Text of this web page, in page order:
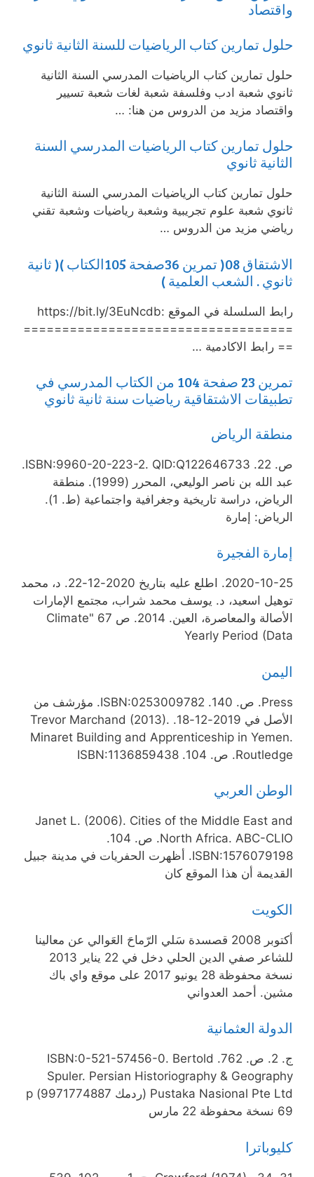
واقتصاد
حلول تمارين كتاب الرياضيات للسنة الثانية ثانوي
حلول تمارين كتاب الرياضيات المدرسي السنة الثانية
ثانوي شعبة ادب وفلسفة شعبة لغات شعبة تسيير
واقتصاد مزيد من الدروس من هنا: …
حلول تمارين كتاب الرياضيات المدرسي السنة
الثانية ثانوي
حلول تمارين كتاب الرياضيات المدرسي السنة الثانية
ثانوي شعبة علوم تجريبية وشعبة رياضيات وشعبة تقني
رياضي مزيد من الدروس …
الاشتقاق 08( تمرين 36صفحة 105الكتاب )( ثانية
ثانوي . الشعب العلمية )
رابط السلسلة في الموقع :https://bit.ly/3EuNcdb
===================================
== رابط الاكادمية …
تمرين 23 صفحة 104 من الكتاب المدرسي في
تطبيقات الاشتقاقية رياضيات سنة ثانية ثانوي
منطقة الرياض
ص. 22. ISBN:9960-20-223-2. QID:Q122646733.
عبد الله بن ناصر الوليعي، المحرر (1999). منطقة
الرياض، دراسة تاريخية وجغرافية واجتماعية (ط. 1).
الرياض: إمارة
إمارة الفجيرة
2020-10-25. اطلع عليه بتاريخ 2020-12-22. د، محمد
توهيل اسعيد، د. يوسف محمد شراب، مجتمع الإمارات
الأصالة والمعاصرة، العين. 2014. ص 67 "Climate
Yearly Period (Data
اليمن
Press. ص. 140. ISBN:0253009782. مؤرشف من
الأصل في 2019-12-18. Trevor Marchand (2013).
Minaret Building and Apprenticeship in Yemen.
Routledge. ص. 104. ISBN:1136859438
الوطن العربي
Janet L. (2006). Cities of the Middle East and
North Africa. ABC-CLIO. ص. 104.
ISBN:1576079198. أظهرت الحفريات في مدينة جبيل
القديمة أن هذا الموقع كان
الكويت
أكتوبر 2008 قصسدة سَلي الرّماحَ العَوالي عن معالينا
للشاعر صفي الدين الحلي دخل في 22 يناير 2013
نسخة محفوظة 28 يونيو 2017 على موقع واي باك
مشين. أحمد العدواني
الدولة العثمانية
ج. 2. ص. 762. ISBN:0-521-57456-0. Bertold
Spuler. Persian Historiography & Geography
Pustaka Nasional Pte Ltd (ردمك 9971774887) p
69 نسخة محفوظة 22 مارس
كليوباترا